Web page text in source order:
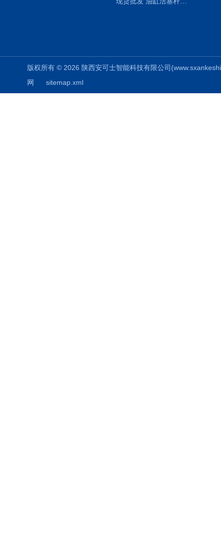
版权所有 © 2026 陕西安可士智能科技有限公司
网
sitemap.xml